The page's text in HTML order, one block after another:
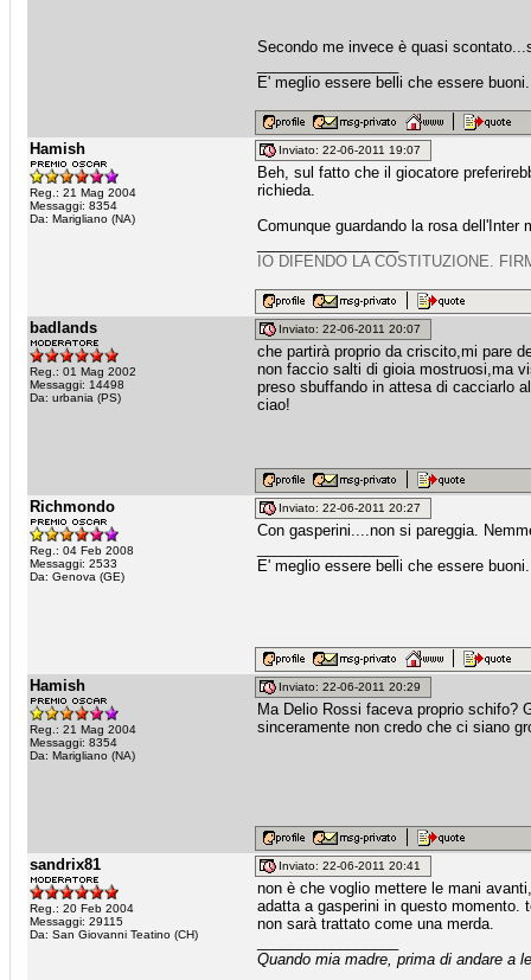
Secondo me invece è quasi
E' meglio essere belli che essere
Hamish
Reg.: 21 Mag 2004
Messaggi: 8354
Da: Marigliano (NA)
Inviato: 22-06-2011 19:07
Beh, sul fatto che il giocatore
richieda.
Comunque guardando la rosa
IO DIFENDO LA COSTITUZIONE.
badlands
Reg.: 01 Mag 2002
Messaggi: 14498
Da: urbania (PS)
Inviato: 22-06-2011 20:07
che partirà proprio da criscito,mi pare
non faccio salti di gioia mostruosi,ma
preso sbuffando in attesa di cacciarlo
ciao!
Richmondo
Reg.: 04 Feb 2008
Messaggi: 2533
Da: Genova (GE)
Inviato: 22-06-2011 20:27
Con gasperini....non si pareggia.
E' meglio essere belli che essere
Hamish
Reg.: 21 Mag 2004
Messaggi: 8354
Da: Marigliano (NA)
Inviato: 22-06-2011 20:29
Ma Delio Rossi faceva proprio schifo?
sinceramente non credo che ci siano
sandrix81
Reg.: 20 Feb 2004
Messaggi: 29115
Da: San Giovanni Teatino (CH)
Inviato: 22-06-2011 20:41
non è che voglio mettere le mani
adatta a gasperini in questo momento.
non sarà trattato come una merda.
Quando mia madre, prima di andare a